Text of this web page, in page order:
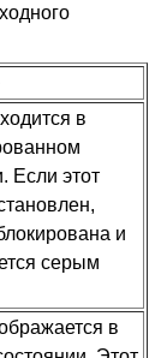
в
Если этот
и
серым
в